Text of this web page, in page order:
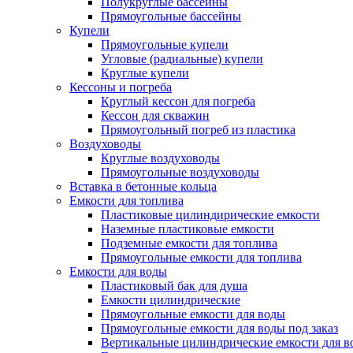
Прямоугольные бассейны
Купели
Прямоугольные купели
Угловые (радиальные) купели
Круглые купели
Кессоны и погреба
Круглый кессон для погреба
Кессон для скважин
Прямоугольный погреб из пластика
Воздуховоды
Круглые воздуховоды
Прямоугольные воздуховоды
Вставка в бетонные кольца
Емкости для топлива
Пластиковые цилиндирические емкости
Наземные пластиковые емкости
Подземные емкости для топлива
Прямоугольные емкости для топлива
Емкости для воды
Пластиковый бак для душа
Емкости цилиндрические
Прямоугольные емкости для воды
Прямоугольные емкости для воды под заказ
Вертикальные цилиндрические емкости для